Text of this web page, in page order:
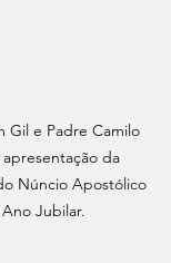
Gil e Padre Camilo
da
Núncio Apostólico
Jubilar.